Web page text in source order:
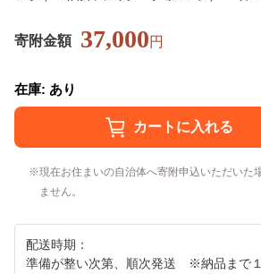
寄附金額 37,000円
在庫: あり
現在お住まいの自治体へ寄附申込いただいた
ません。
配送時期：
準備が整い次第、順次発送 ※納品まで